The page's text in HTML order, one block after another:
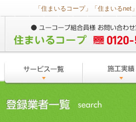
「住まいるコープ」「住まいる